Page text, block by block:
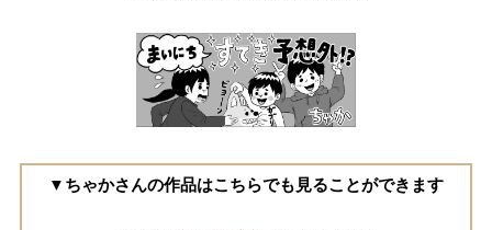
▼ちゃかさんの作品はこちらでも見ることができます